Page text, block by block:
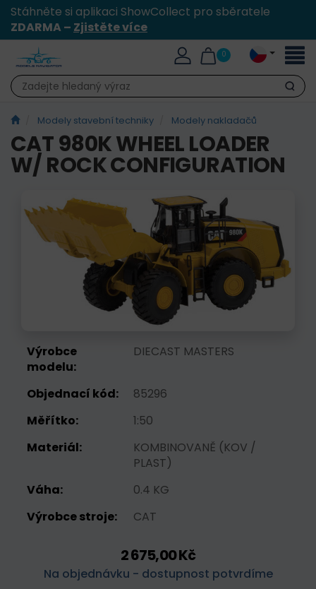
Stáhněte si aplikaci ShowCollect pro sběratele
ZDARMA – Zjistěte více
0
Hledat
Modely stavební techniky Modely nakladačů
CAT 980K WHEEL LOADER
W/ ROCK CONFIGURATION
Výrobce
modelu:
DIECAST MASTERS
Objednací kód:
85296
Měřítko:
1:50
Materiál:
KOMBINOVANĚ (KOV /
PLAST)
Váha:
0.4 KG
Výrobce stroje:
CAT
2 675,00 Kč
Na objednávku - dostupnost potvrdíme